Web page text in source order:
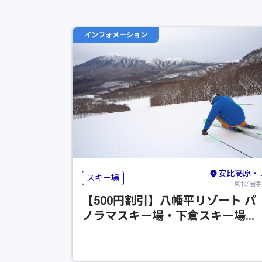
インフォメーション
スキー場 安比高原・八幡平・二戸
東北/ 岩
【500円割引】八幡平リゾート パ
ノラマスキー場・下倉スキー場